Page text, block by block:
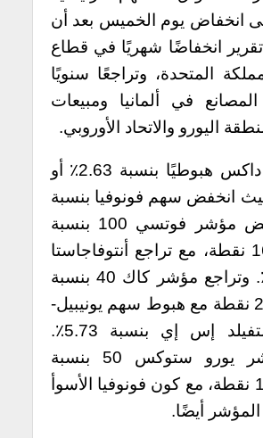
انخفاض يوم الخميس بعد أن
انخفاضًا شهريًا في قطاع
المتحدة، وتراجعًا سنويًا
في ألمانيا ومبيعات
اليورو والاتحاد الأوروبي.
أغلق مؤشر داكس هبوطيًا بنسبة 2.63٪ أو
حيث انخفض سهم فونوفيا بنسبة
7.37٪. انخفض مؤشر فوتسي 100 بنسبة
2.24٪ أو 166 نقطة، مع تراجع أنتوفاجاستا
بنسبة 5.58٪. وتراجع مؤشر كاك 40 بنسبة
3.29٪ أو 240 نقطة مع هبوط سهم يونيبيل-
رودامكو-ويستفيلد إس إي بنسبة 5.73٪.
انخفض مؤشر يورو ستوكس 50 بنسبة
3.02٪ أو 131 نقطة، مع كون فونوفيا الأسوأ
المؤشر أيضًا.